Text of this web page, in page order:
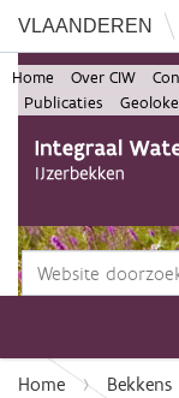
VLAANDEREN
Zoek
Home Over CIW
Publicaties
Home Bekkens